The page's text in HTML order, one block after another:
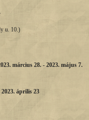
u. 10.)
március 28. - 2023. május 7.
április 23